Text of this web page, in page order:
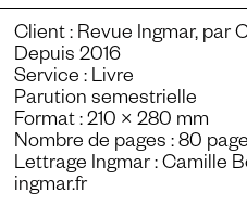
Client : Revue Ingmar, par
Depuis 2016
Service : Livre
Parution semestrielle
Format : 210 × 280 mm
Nombre de pages : 80
Lettrage Ingmar : Camille
ingmar.fr